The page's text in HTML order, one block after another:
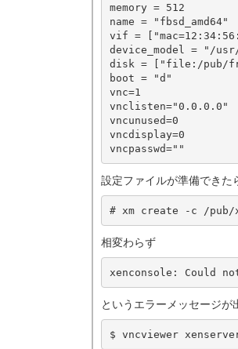
memory = 512
name = "fbsd_amd64"
vif =
device_model = "/
disk = ["file:/pub/
boot = "d"
vnc=1
vnclisten="0.0.0.0"
vncunused=0
vncdisplay=0
設定ファイルが準備できた
相変わらず
というエラーメッセージが